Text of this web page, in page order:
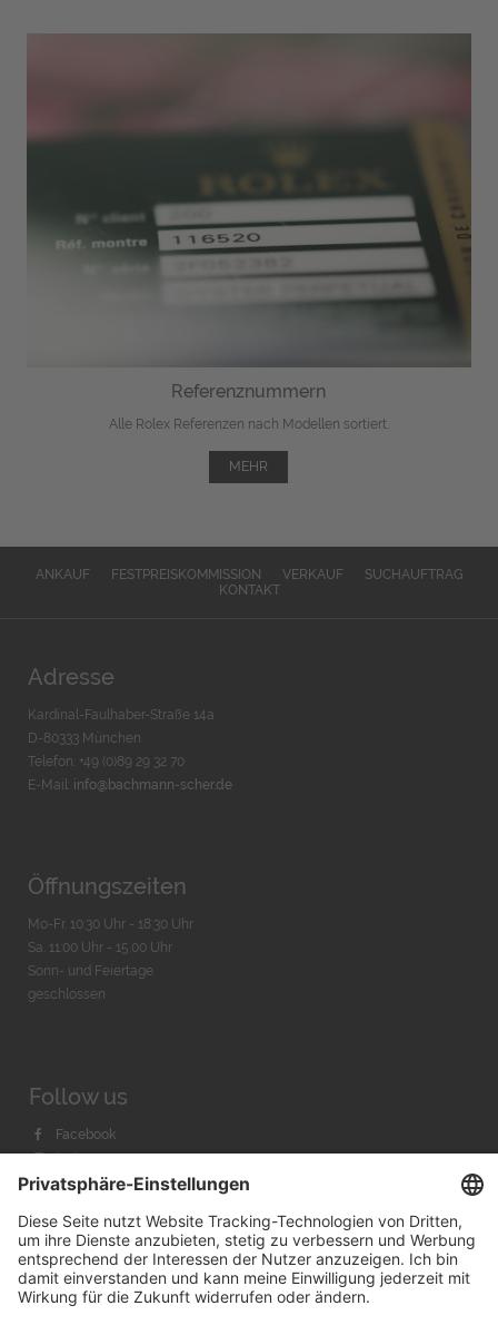
Referenznummern
Alle Rolex Referenzen nach Modellen sortiert.
MEHR
ANKAUF FESTPREISKOMMISSION VERKAUF
SUCHAUFTRAG
KONTAKT
Adresse
Kardinal-Faulhaber-Straße 14a
D-80333 München
Telefon: +49 (0)89 29 32 70
E-Mail: info@bachmann-scher.de
Öffnungszeiten
Mo-Fr. 10:30 Uhr - 18:30 Uhr
Sa. 11:00 Uhr - 15.00 Uhr
Sonn- und Feiertage
geschlossen
Follow us
Facebook
Instagram
Youtube